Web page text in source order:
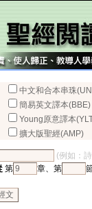
中文和合本串珠
簡易英文譯本(BBE)
Young原意譯本
擴大版聖經(AMP)
(例如：
第 章、第